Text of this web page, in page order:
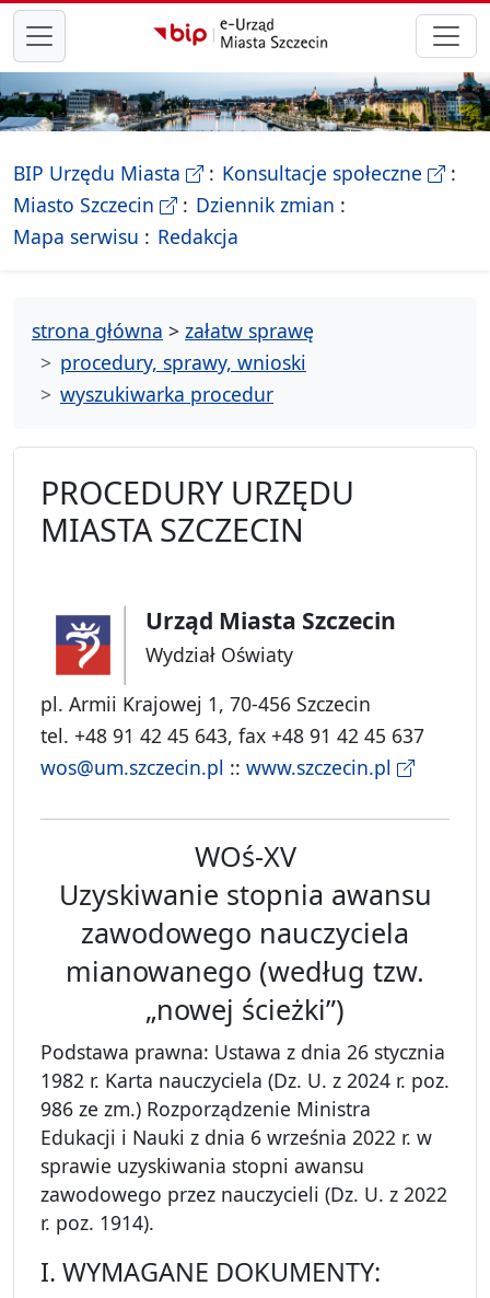
przejdź do głównego menu
BIP Urzędu Miasta - Biletyn Informacji Publicznej
Konsultacje społeczne-
Miasto Szczecin - Oficjalna strona Miasta Szczecin
Dziennik zmian
Mapa serwisu - drzewko rozdziałów
Redakcja
strona główna > załatw sprawę
procedury, sprawy, wnioski
wyszukiwarka procedur
PROCEDURY URZĘDU
MIASTA SZCZECIN
Urząd Miasta Szczecin
Wydział Oświaty
pl. Armii Krajowej 1, 70-456 Szczecin
tel. +48 91 42 45 643, fax +48 91 42 45 637
wos@um.szczecin.pl :: www.szczecin.pl
WOś-XV
Uzyskiwanie stopnia awansu
zawodowego nauczyciela
mianowanego (według tzw.
„nowej ścieżki”)
Podstawa prawna: Ustawa z dnia 26 stycznia
1982 r. Karta nauczyciela (Dz. U. z 2024 r. poz.
986 ze zm.) Rozporządzenie Ministra
Edukacji i Nauki z dnia 6 września 2022 r. w
sprawie uzyskiwania stopni awansu
zawodowego przez nauczycieli (Dz. U. z 2022
r. poz. 1914).
I. WYMAGANE DOKUMENTY: